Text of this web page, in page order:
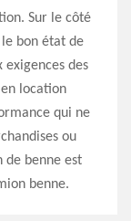
Sur le côté
le bon état de
des
location
qui ne
ou
de benne est
benne.